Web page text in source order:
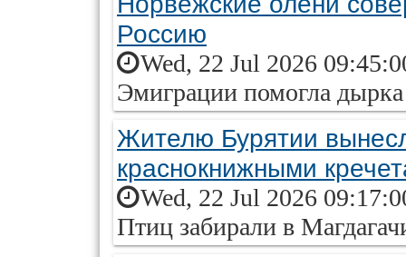
Россию
Wed, 22 Jul 2026
Эмиграции помогла
Жителю Бурятии
краснокнижными
Wed, 22 Jul 2026
Птиц забирали в